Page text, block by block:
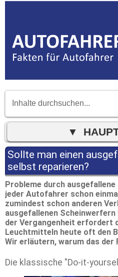
Sollte man einen
selbst reparieren?
Probleme durch
jeder Autofahrer schon
zumindest schon anderen
ausgefallenen
der Vergangenheit erfordert
Leuchtmitteln heute oft den
Wir erläutern, warum das der
Die klassische "Do-it-